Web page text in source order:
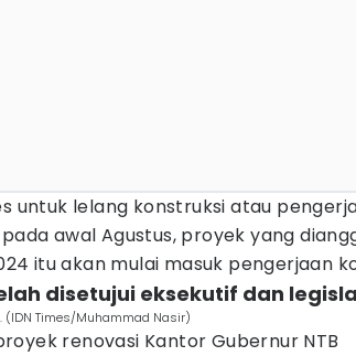
untuk lelang konstruksi atau
awal Agustus, proyek yang
itu akan mulai masuk pengerjaan
disetujui eksekutif dan
(IDN Times/Muhammad Nasir)
renovasi Kantor Gubernur NTB